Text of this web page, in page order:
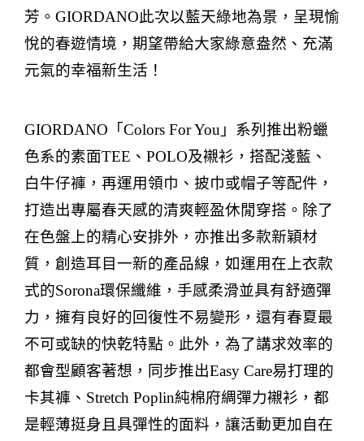
芳。 GIORDANO此次以藍天綠地為景，呈現愉
悅的春遊情境，期望帶給大家綠意盎然、充滿
元氣的幸福新生活！
GIORDANO 「 Colors For You 」系列推出粉蠟
色系的素面TEE 、 POLO及襯衫，搭配淺藍、
白牛仔褲，再運用領巾、披巾或帽子等配件，
打造出專屬春天感的清爽輕盈休閒穿搭。除了
在色盤上的精心安排外，亦推出多款新穎材
質，創造耳目一新的產品線，如運用在上衣款
式的Sorona環保纖維，手感柔滑並具有舒適彈
力，擁有良好的回復性不易變形，還有春夏最
不可或缺的快乾特點。此外，為了講求效率的
都會型顧客著想，同步推出Easy Care易打理的
卡其褲、 Stretch Poplin純棉府綢彈力襯衫，都
是輕薄挺身且具彈性的面料，讓活動更加自在